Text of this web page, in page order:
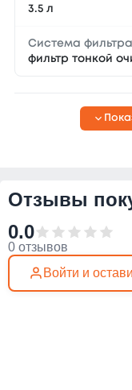
3.5 л
Система
фильтр тонкой
Отзывы
0.0
0 отзывов
Войти и